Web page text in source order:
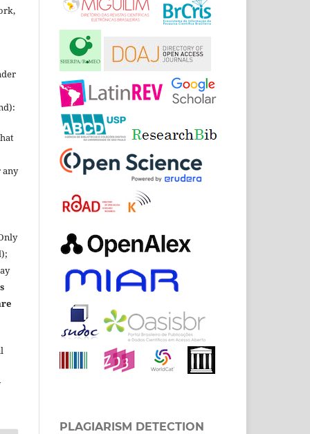
any
PLAGIARISM DETECTION